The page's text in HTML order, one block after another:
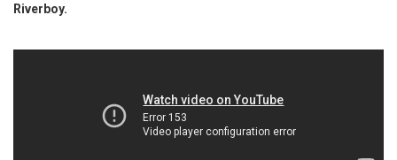
Riverboy.